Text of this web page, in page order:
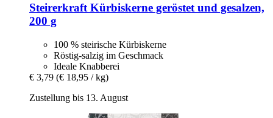
Steirerkraft Kürbiskerne geröstet und gesalzen,
200 g
100 % steirische Kürbiskerne
Röstig-salzig im Geschmack
Ideale Knabberei
€ 3,79 (€ 18,95 / kg)
Zustellung bis 13. August